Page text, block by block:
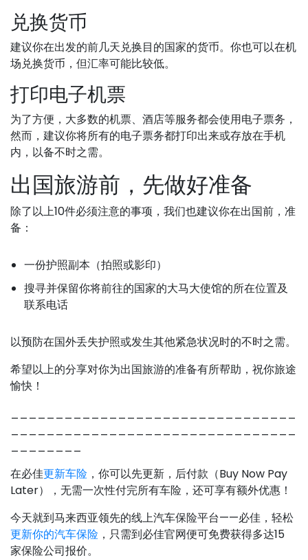
兑换货币
建议你在出发的前几天兑换目的国家的货币。你也可以在机
场兑换货币，但汇率可能比较低。
打印电子机票
为了方便，大多数的机票、酒店等服务都会使用电子票务，
然而，建议你将所有的电子票务都打印出来或存放在手机
内，以备不时之需。
出国旅游前，先做好准备
除了以上10件必须注意的事项，我们也建议你在出国前，准
备：
一份护照副本（拍照或影印）
搜寻并保留你将前往的国家的大马大使馆的所在位置及
联系电话
以预防在国外丢失护照或发生其他紧急状况时的不时之需。
希望以上的分享对你为出国旅游的准备有所帮助，祝你旅途
愉快！
在必佳更新车险 ，你可以先更新，后付款（Buy Now Pay
Later），无需一次性付完所有车险，还可享有额外优惠！
今天就到马来西亚领先的线上汽车保险平台——必佳，轻松
更新你的汽车保险 ，只需到必佳官网便可免费获得多达15
家保险公司报价。